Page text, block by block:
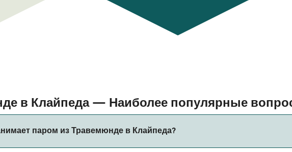
в Клайпеда — Наиболее популярные
паром из Травемюнде в Клайпеда?